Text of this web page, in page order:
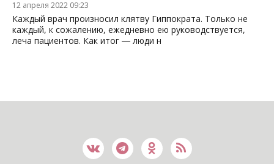
12 апреля 2022 09:23
Каждый врач произносил клятву Гиппократа. Только не
каждый, к сожалению, ежедневно ею руководствуется,
леча пациентов. Как итог ― люди н